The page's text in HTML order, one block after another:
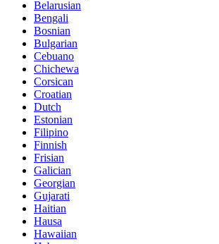
Belarusian
Bengali
Bosnian
Bulgarian
Cebuano
Chichewa
Corsican
Croatian
Dutch
Estonian
Filipino
Finnish
Frisian
Galician
Georgian
Gujarati
Haitian
Hausa
Hawaiian